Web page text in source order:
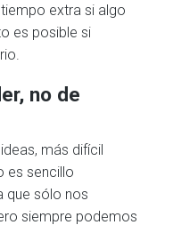
extra si algo
es posible si
no de
más difícil
es sencillo
que sólo nos
siempre podemos